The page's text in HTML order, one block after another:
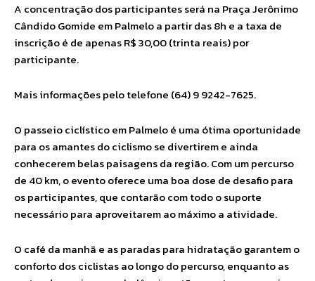
A concentração dos participantes será na Praça Jerônimo
Cândido Gomide em Palmelo a partir das 8h e a taxa de
inscrição é de apenas R$ 30,00 (trinta reais) por
participante.
Mais informações pelo telefone (64) 9 9242-7625.
O passeio ciclístico em Palmelo é uma ótima oportunidade
para os amantes do ciclismo se divertirem e ainda
conhecerem belas paisagens da região. Com um percurso
de 40 km, o evento oferece uma boa dose de desafio para
os participantes, que contarão com todo o suporte
necessário para aproveitarem ao máximo a atividade.
O café da manhã e as paradas para hidratação garantem o
conforto dos ciclistas ao longo do percurso, enquanto as